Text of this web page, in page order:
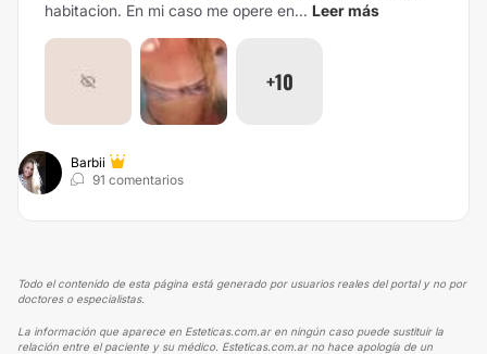
habitacion. En mi caso me opere en... Leer más
+10
Barbii
91 comentarios
Todo el contenido de esta página está generado por usuarios reales del portal y no por
doctores o especialistas.
La información que aparece en Esteticas.com.ar en ningún caso puede sustituir la
relación entre el paciente y su médico. Esteticas.com.ar no hace apología de un